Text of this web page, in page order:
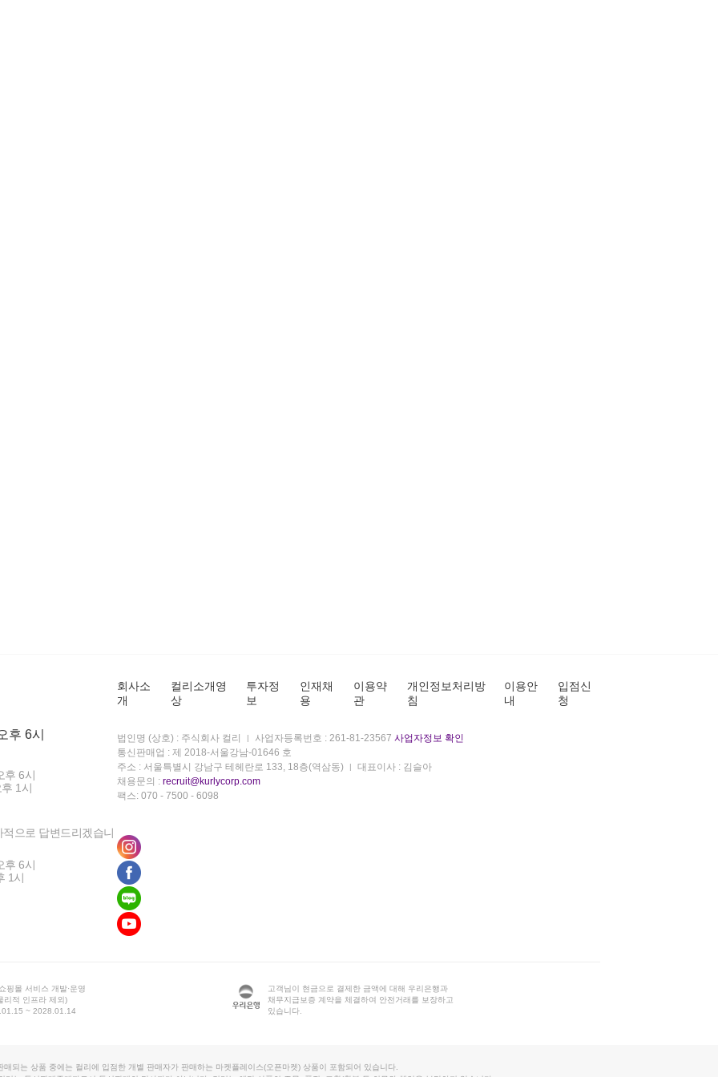
후 6시
후 6시
1시
으로 답변드리겠습니
후 6시
1시
회사소
개
컬리소개영
상
투자정
보
인재채
용
이용약
관
개인정보처리방
침
이용안
내
입점신
청
법인명 (상호) : 주식회사 컬리 사업자등록번호 : 261-81-23567 사업자정보 확인
통신판매업 : 제 2018-서울강남-01646 호
주소 : 서울특별시 강남구 테헤란로 133, 18층(역삼동)
대표이사 : 김슬아
채용문의 : recruit@kurlycorp.com
팩스: 070 - 7500 - 6098
핑몰 서비스 개발·운영
리적 인프라 제외)
~ 2028.01.14
고객님이 현금으로 결제한 금액에 대해 우리은행과
채무지급보증 계약을 체결하여 안전거래를 보장하고
있습니다.
매되는 상품 중에는 컬리에 입점한 개별 판매자가 판매하는 마켓플레이스(오픈마켓) 상품이 포함되어 있습니다.